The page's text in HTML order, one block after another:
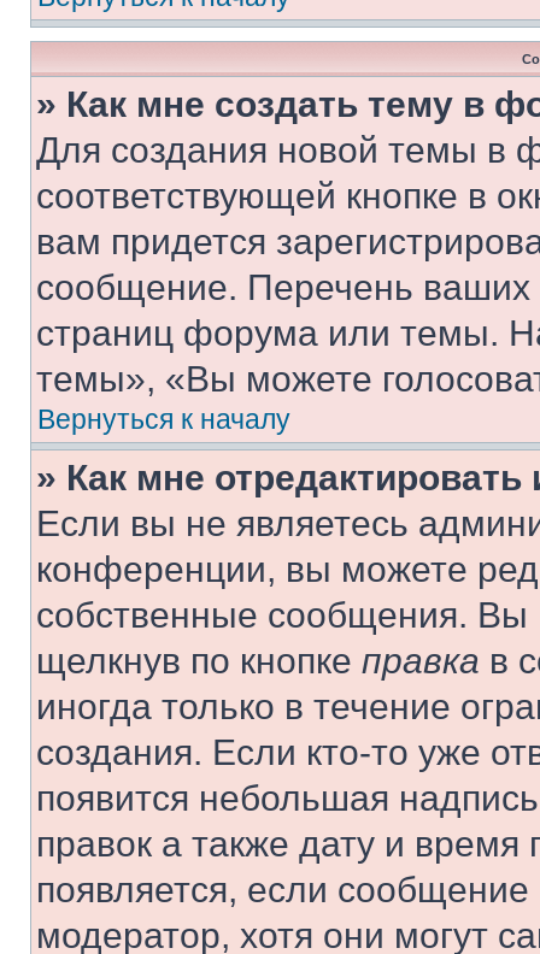
» Как мне создать тему в
Для создания новой темы в
соответствующей кнопке в
вам придется
сообщение. Перечень ваших
страниц форума или темы.
темы», «Вы можете
Вернуться к началу
» Как мне
Если вы не являетесь
конференции, вы можете
собственные сообщения. Вы
щелкнув по кнопке правка в
иногда только в течение
создания. Если кто-то уже
появится небольшая
правок а также дату и
появляется, если
модератор, хотя они могут